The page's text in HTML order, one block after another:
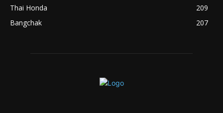
Thai Honda
209
Bangchak
207